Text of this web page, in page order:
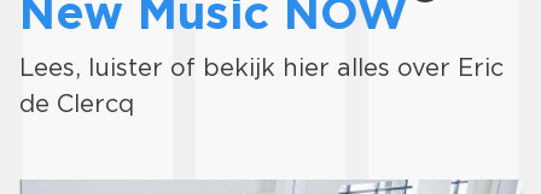
New Music NOW
Lees, luister of bekijk hier alles over Eric
de Clercq